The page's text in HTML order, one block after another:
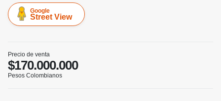
Google
Street View
Precio de venta
$170.000.000
Pesos Colombianos